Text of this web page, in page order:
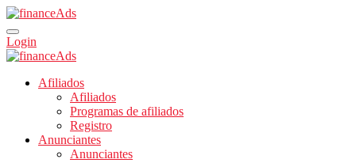
Login
Afiliados
Afiliados
Programas de afiliados
Registro
Anunciantes
Anunciantes